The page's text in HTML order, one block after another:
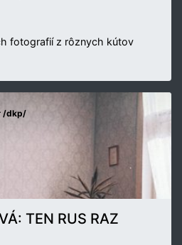
fotografií z rôznych kútov
/dkp/
TEN RUS RAZ